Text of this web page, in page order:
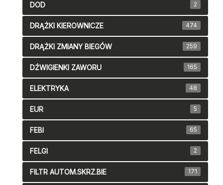
DOD 2
DRĄŻKI KIEROWNICZE 474
DRĄŻKI ZMIANY BIEGÓW 259
DŹWIGIENKI ZAWORU 165
ELEKTRYKA 48
EUR 5
FEBI 65
FELGI 2
FILTR AUTOM.SKRZ.BIE 171